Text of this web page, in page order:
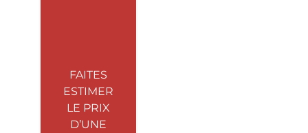
FAITES
ESTIMER
LE PRIX
D’UNE